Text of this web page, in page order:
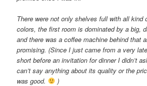
There were not only shelves full with all kind
colors, the first room is dominated by a big,
and there was a coffee machine behind that
promising. (Since I just came from a very
short before an invitation for dinner I didn’t
can’t say anything about its quality or the
was good.
)